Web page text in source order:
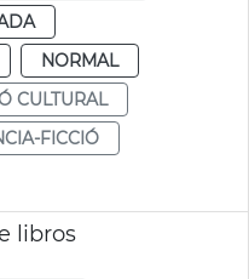
NORMAL
CULTURAL
FICCIÓ
libros